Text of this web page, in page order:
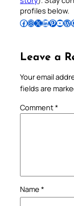
profiles below.
Follow Pradeep on Facebook Follow Pradeep on InstagramFollow Pradeep on X Follow Pradeep on LinkedIn Follow Pradeep on Pinterest Subscribe to Pradeep’s Youtube Channel Follow Pradeep on WordPress Follow
Leave a
Your email
fields are
Comment*
Name *